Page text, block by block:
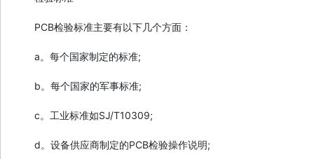
PCB检验标准主要有以下几个方面：
a。每个国家制定的标准;
b。每个国家的军事标准;
c。工业标准如SJ/T10309;
d。设备供应商制定的PCB检验操作说明;